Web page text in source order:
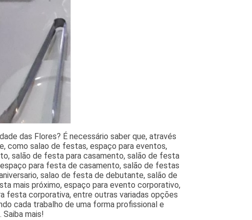
das Flores? É necessário saber que, através
como salao de festas, espaço para eventos,
salão de festa para casamento, salão de festa
para festa de casamento, salão de festas
salao de festa de debutante, salão de
mais próximo, espaço para evento corporativo,
festa corporativa, entre outras variadas opções
cada trabalho de uma forma profissional e
mais!